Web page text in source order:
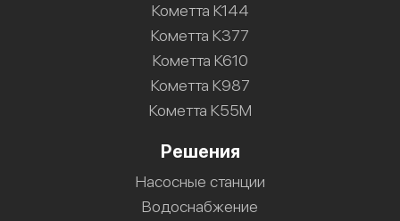
Кометта К144
Кометта К377
Кометта К610
Кометта К987
Кометта К55М
Решения
Насосные станции
Водоснабжение